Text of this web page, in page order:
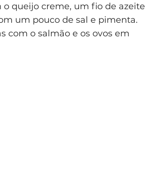
queijo creme, um fio de azeite
um pouco de sal e pimenta.
com o salmão e os ovos em